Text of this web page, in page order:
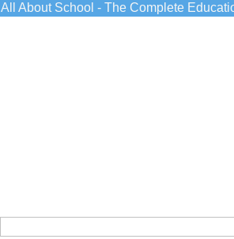
All About School - The Complete